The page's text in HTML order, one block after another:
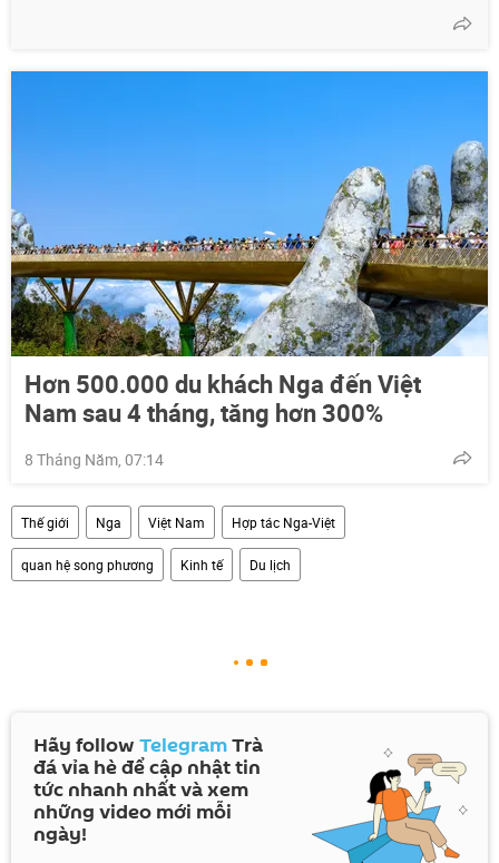
Hơn 500.000 du khách Nga đến Việt
Nam sau 4 tháng, tăng hơn 300%
8 Tháng Năm, 07:14
Thế giới Nga Việt Nam Hợp tác Nga-Việt
quan hệ song phương Kinh tế Du lịch
Hãy follow TelegramTrà
đá vỉa hè để cập nhật tin
tức nhanh nhất và xem
những video mới mỗi
ngày!